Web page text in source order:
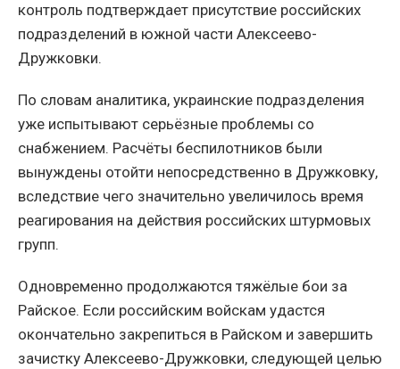
контроль подтверждает присутствие российских
подразделений в южной части Алексеево-
Дружковки.
По словам аналитика, украинские подразделения
уже испытывают серьёзные проблемы со
снабжением. Расчёты беспилотников были
вынуждены отойти непосредственно в Дружковку,
вследствие чего значительно увеличилось время
реагирования на действия российских штурмовых
групп.
Одновременно продолжаются тяжёлые бои за
Райское. Если российским войскам удастся
окончательно закрепиться в Райском и завершить
зачистку Алексеево-Дружковки, следующей целью